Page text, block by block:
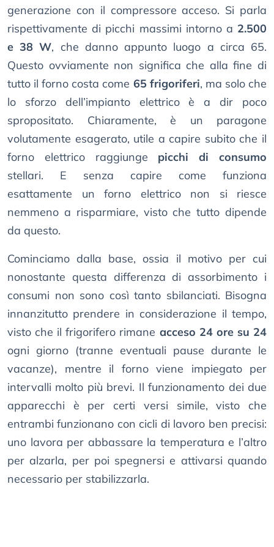
generazione con il compressore acceso. Si parla
rispettivamente di picchi massimi intorno a 2.500
e 38 W, che danno appunto luogo a circa 65.
Questo ovviamente non significa che alla fine di
tutto il forno costa come 65 frigoriferi, ma solo che
lo sforzo dell’impianto elettrico è a dir poco
spropositato. Chiaramente, è un paragone
volutamente esagerato, utile a capire subito che il
forno elettrico raggiunge picchi di consumo
stellari. E senza capire come funziona
esattamente un forno elettrico non si riesce
nemmeno a risparmiare, visto che tutto dipende
da questo.
Cominciamo dalla base, ossia il motivo per cui
nonostante questa differenza di assorbimento i
consumi non sono così tanto sbilanciati. Bisogna
innanzitutto prendere in considerazione il tempo,
visto che il frigorifero rimane acceso 24 ore su 24
ogni giorno (tranne eventuali pause durante le
vacanze), mentre il forno viene impiegato per
intervalli molto più brevi. Il funzionamento dei due
apparecchi è per certi versi simile, visto che
entrambi funzionano con cicli di lavoro ben precisi:
uno lavora per abbassare la temperatura e l’altro
per alzarla, per poi spegnersi e attivarsi quando
necessario per stabilizzarla.